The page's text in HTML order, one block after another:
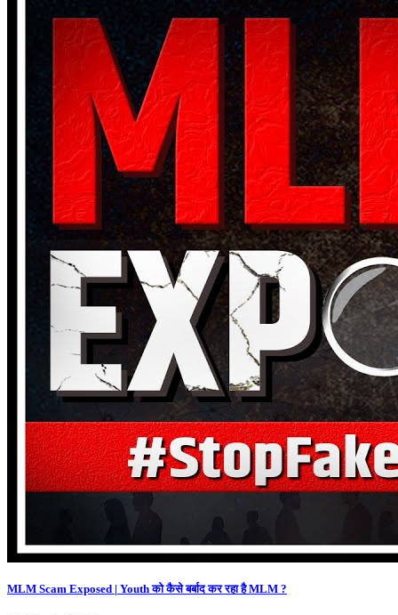
MLM Scam Exposed | Youth को कैसे बर्बाद कर रहा है MLM ?